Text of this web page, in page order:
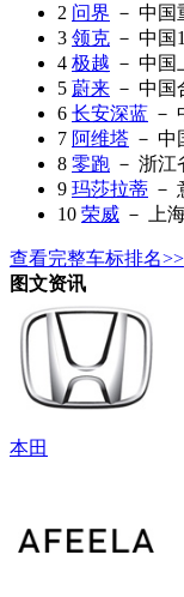
2 问界 － 中国
3 领克 － 中国
4 极越 － 中国
5 蔚来 － 中国
6 长安深蓝 －
7 阿维塔 － 中
8 零跑 － 浙
9 玛莎拉蒂 －
10 荣威 － 上
查看完整车标排名>>
图文资讯
本田